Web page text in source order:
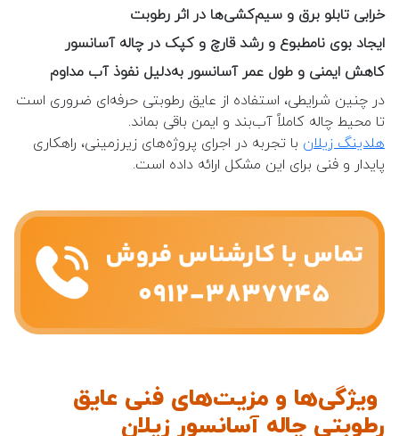
خرابی تابلو برق و سیم‌کشی‌ها در اثر رطوبت
ایجاد بوی نامطبوع و رشد قارچ و کپک در چاله آسانسور
کاهش ایمنی و طول عمر آسانسور به‌دلیل نفوذ آب مداوم
در چنین شرایطی، استفاده از عایق رطوبتی حرفه‌ای ضروری است
تا محیط چاله کاملاً آب‌بند و ایمن باقی بماند.
هلدینگ زیلان با تجربه در اجرای پروژه‌های زیرزمینی، راهکاری
پایدار و فنی برای این مشکل ارائه داده است.
ویژگی‌ها و مزیت‌های فنی عایق
رطوبتی چاله آسانسور زیلان